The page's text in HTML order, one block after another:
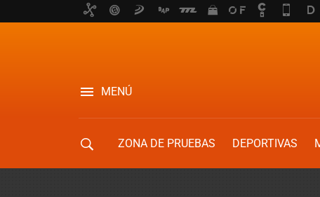
MENÚ
ZONA DE PRUEBAS DEPORTIVAS